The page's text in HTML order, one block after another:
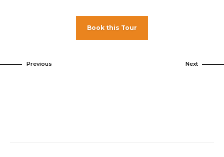
Book this Tour
Previous Next